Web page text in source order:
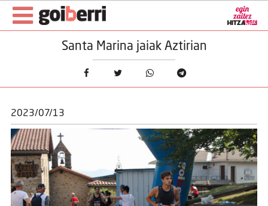
Santa Marina jaiak Aztirian
2023/07/13